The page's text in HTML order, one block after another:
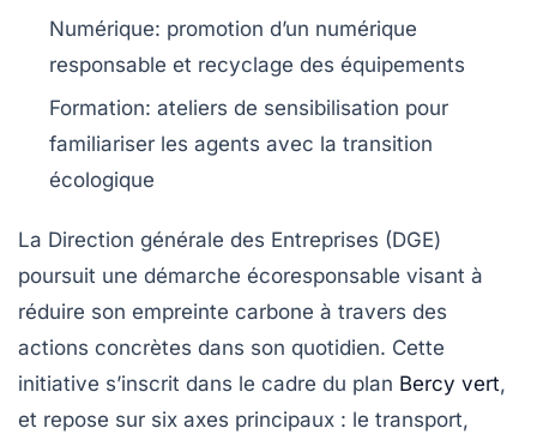
Numérique: promotion d’un numérique
responsable et recyclage des équipements
Formation: ateliers de sensibilisation pour
familiariser les agents avec la transition
écologique
La Direction générale des Entreprises (DGE)
poursuit une démarche écoresponsable visant à
réduire son empreinte carbone à travers des
actions concrètes dans son quotidien. Cette
initiative s’inscrit dans le cadre du plan Bercy vert,
et repose sur six axes principaux : le transport,